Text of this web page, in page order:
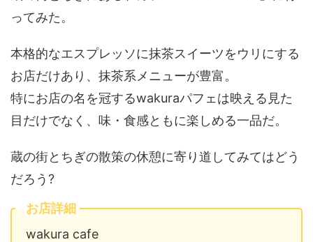
ってみた。
本格的なエスプレッソに抹茶スイーツをウリにする
お店だけあり、抹茶系メニューが豊富。
特にお店の名を冠するwakuraパフェは映える見た
目だけでなく、味・食感ともに楽しめる一品だ。
蔵の街とちぎの散策の休憩に寄り道してみてはどう
だろう?
お店詳細
wakura cafe